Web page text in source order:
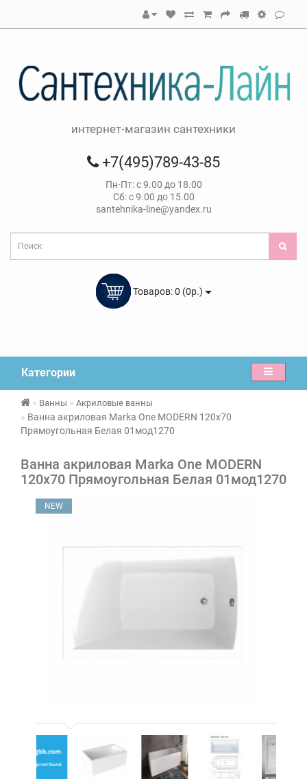
интернет-магазин сантехники
+7(495)789-43-85
Пн-Пт: с 9.00 до 18.00
Сб: с 9.00 до 15.00
santehnika-line@yandex.ru
Товаров: 0 (0р.)
Категории
Ванны Акриловые ванны
Ванна акриловая Marka One MODERN 120х70
Прямоугольная Белая 01мод1270
Ванна акриловая Marka One MODERN
120х70 Прямоугольная Белая 01мод1270
NEW